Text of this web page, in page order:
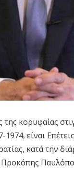
κορυφαίας
1974, είναι
κατά την
Προκόπης